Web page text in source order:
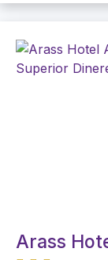
Arass